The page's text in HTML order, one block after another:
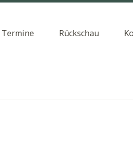
Termine Rückschau